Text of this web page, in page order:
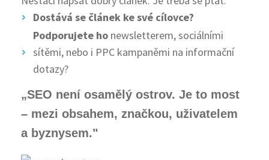
Dostává se článek ke své cílovce?
Podporujete ho newsletterem, sociálními
sítěmi, nebo i PPC kampaněmi na informační
dotazy?
„SEO není osamělý ostrov. Je to most
– mezi obsahem, značkou, uživatelem
a byznysem."